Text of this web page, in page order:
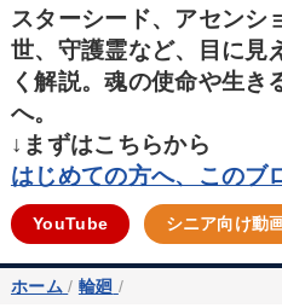
スターシード、アセンシ
世、守護霊など、目に見
く解説。魂の使命や生き
へ。
↓まずはこちらから
はじめての方へ、このブ
YouTube シニア向け動
ホーム / 輪廻 /